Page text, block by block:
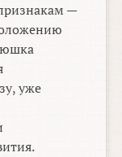
—
уже